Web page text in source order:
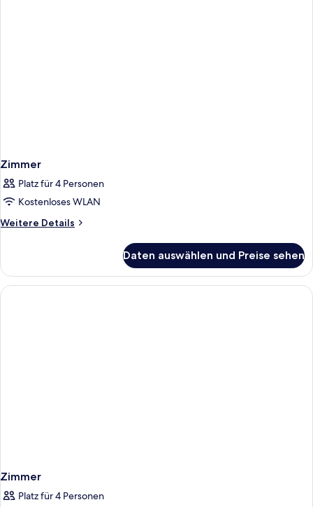
Zimmer
Platz für 4 Personen
Kostenloses WLAN
Weitere Details
Weitere
Daten auswählen und Preise sehen
Zimmer
Platz für 4 Personen